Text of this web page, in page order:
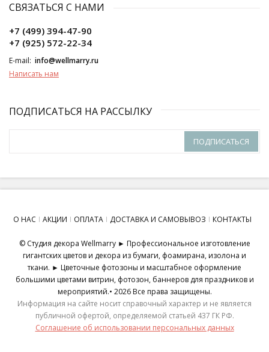
СВЯЗАТЬСЯ С НАМИ
+7 (499) 394-47-90
+7 (925) 572-22-34
E-mail: info@wellmarry.ru
Написать нам
ПОДПИСАТЬСЯ НА РАССЫЛКУ
ПОДПИСАТЬСЯ
О НАС АКЦИИ ОПЛАТА ДОСТАВКА И САМОВЫВОЗ КОНТАКТЫ
© Студия декора Wellmarry ► Профессиональное изготовление
гигантских цветов и декора из бумаги, фоамирана, изолона и
ткани. ► Цветочные фотозоны и масштабное оформление
большими цветами витрин, фотозон, баннеров для праздников и
мероприятий.• 2026 Все права защищены.
Информация на сайте носит справочный характер и не является
публичной офертой, определяемой статьей 437 ГК РФ.
Соглашение об использовании персональных данных